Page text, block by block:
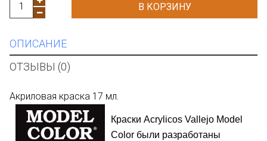
В КОРЗИНУ
ОПИСАНИЕ
ОТЗЫВЫ (0)
Акриловая краска 17 мл.
Краски Acrylicos Vallejo Model
Color были разработаны